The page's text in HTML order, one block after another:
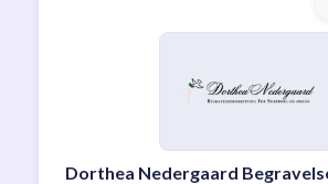
Dorthea Nedergaard